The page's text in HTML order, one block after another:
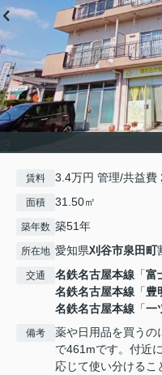
賃料 3.4万円 管理/共益費
面積 31.50㎡
築年数 築51年
所在地 愛知県刈谷市泉田町
交通 名鉄名古屋本線 「富
名鉄名古屋本線 「豊
名鉄名古屋本線 「一
備考
薬や日用品を買うの
で461mです。付近
応じて使い分けるこ